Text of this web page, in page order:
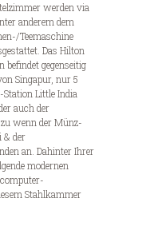
werden via
anderem dem
Teemaschine
Das Hilton
befindet gegenseitig
Singapur, nur 5
Little India
auch der
wenn der Münz-
& der
an. Dahinter Ihrer
modernen
Stahlkammer